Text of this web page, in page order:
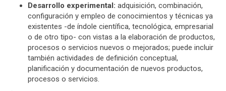
Desarrollo experimental: adquisición, combinación,
configuración y empleo de conocimientos y técnicas ya
existentes -de índole científica, tecnológica, empresarial
o de otro tipo- con vistas a la elaboración de productos,
procesos o servicios nuevos o mejorados; puede incluir
también actividades de definición conceptual,
planificación y documentación de nuevos productos,
procesos o servicios.